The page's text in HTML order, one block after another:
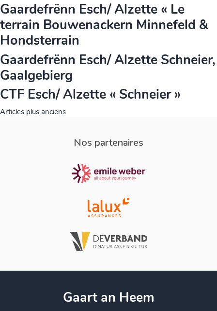
Gaardefrënn Esch/ Alzette « Le
terrain Bouwenackern Minnefeld &
Hondsterrain
Gaardefrënn Esch/ Alzette Schneier,
Gaalgebierg
CTF Esch/ Alzette « Schneier »
Navigation
Articles plus anciens
Nos partenaires
Gaart an Heem